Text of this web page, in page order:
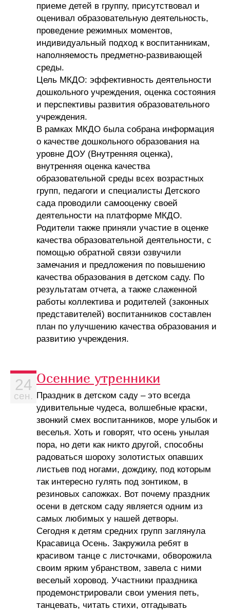
приеме детей в группу, присутствовал и
оценивал образовательную деятельность,
проведение режимных моментов,
индивидуальный подход к воспитанникам,
наполняемость предметно-развивающей
среды.
Цель МКДО: эффективность деятельности
дошкольного учреждения, оценка состояния
и перспективы развития образовательного
учреждения.
В рамках МКДО была собрана информация
о качестве дошкольного образования на
уровне ДОУ (Внутренняя оценка),
внутренняя оценка качества
образовательной среды всех возрастных
групп, педагоги и специалисты Детского
сада проводили самооценку своей
деятельности на платформе МКДО.
Родители также приняли участие в оценке
качества образовательной деятельности, с
помощью обратной связи озвучили
замечания и предложения по повышению
качества образования в детском саду. По
результатам отчета, а также слаженной
работы коллектива и родителей (законных
представителей) воспитанников составлен
план по улучшению качества образования и
развитию учреждения.
24
сен.
Осенние утренники
Праздник в детском саду – это всегда
удивительные чудеса, волшебные краски,
звонкий смех воспитанников, море улыбок и
веселья. Хоть и говорят, что осень унылая
пора, но дети как никто другой, способны
радоваться шороху золотистых опавших
листьев под ногами, дождику, под которым
так интересно гулять под зонтиком, в
резиновых сапожках. Вот почему праздник
осени в детском саду является одним из
самых любимых у нашей детворы.
Сегодня к детям средних групп заглянула
Красавица Осень. Закружила ребят в
красивом танце с листочками, обворожила
своим ярким убранством, завела с ними
веселый хоровод. Участники праздника
продемонстрировали свои умения петь,
танцевать, читать стихи, отгадывать